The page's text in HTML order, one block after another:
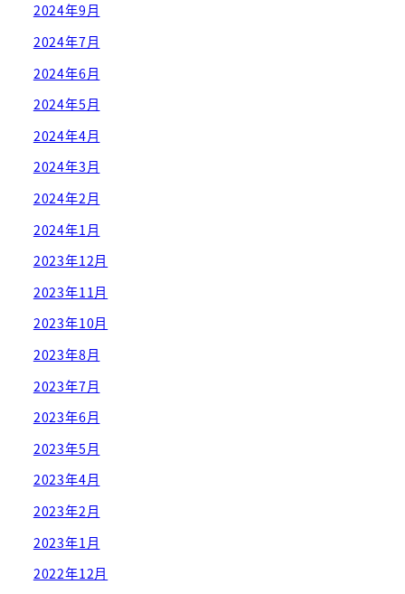
2024年9月
2024年7月
2024年6月
2024年5月
2024年4月
2024年3月
2024年2月
2024年1月
2023年12月
2023年11月
2023年10月
2023年8月
2023年7月
2023年6月
2023年5月
2023年4月
2023年2月
2023年1月
2022年12月